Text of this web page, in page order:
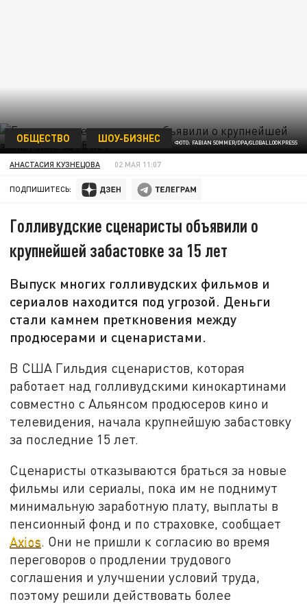
ФОТО: FABIAN SOMMER/DPA/GLOBALLOOKPRESS
ОБЩЕСТВО ШОУ-БИЗНЕС
АНАСТАСИЯ КУЗНЕЦОВА 02 МАЯ 11:07
ПОДПИШИТЕСЬ:
Голливудские сценаристы объявили о
крупнейшей забастовке за 15 лет
Выпуск многих голливудских фильмов и
сериалов находится под угрозой. Деньги
стали камнем преткновения между
продюсерами и сценаристами.
В США Гильдия сценаристов, которая
работает над голливудскими кинокартинами
совместно с Альянсом продюсеров кино и
телевидения, начала крупнейшую забастовку
за последние 15 лет.
Сценаристы отказываются браться за новые
фильмы или сериалы, пока им не поднимут
минимальную заработную плату, выплаты в
пенсионный фонд и по страховке, сообщает
Axios. Они не пришли к согласию во время
переговоров о продлении трудового
соглашения и улучшении условий труда,
поэтому решили действовать более